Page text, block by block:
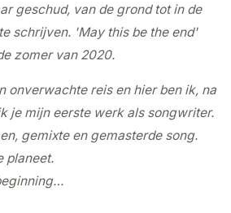
geschud, van de grond tot in de
schrijven. 'May this be the end'
zomer van 2020.
onverwachte reis en hier ben ik, na
je mijn eerste werk als songwriter.
gemixte en gemasterde song.
planeet.